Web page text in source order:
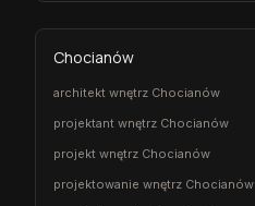
Chocianów
architekt wnętrz Chocianów
projektant wnętrz Chocianów
projekt wnętrz Chocianów
projektowanie wnętrz Chocianów